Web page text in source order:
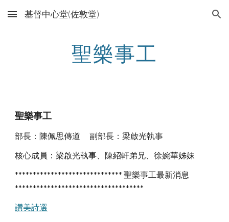
Skip to main content Skip to navigation
基督中心堂(佐敦堂)
聖樂事工
聖樂事工
部長：陳佩思傳道 副部長：梁啟光執事
核心成員：梁啟光執事、陳紹軒弟兄、徐婉華姊妹
****************************** 聖樂事工最新消息
************************************
讚美詩選